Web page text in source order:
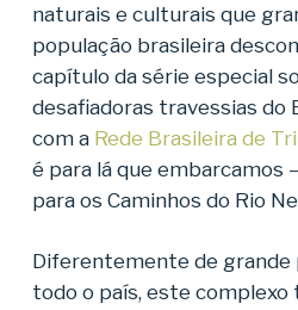
naturais e culturais que
população brasileira
capítulo da série especial
desafiadoras travessias do
com a Rede Brasileira de
é para lá que embarcamos
para os Caminhos do Rio
Diferentemente de
todo o país, este complexo